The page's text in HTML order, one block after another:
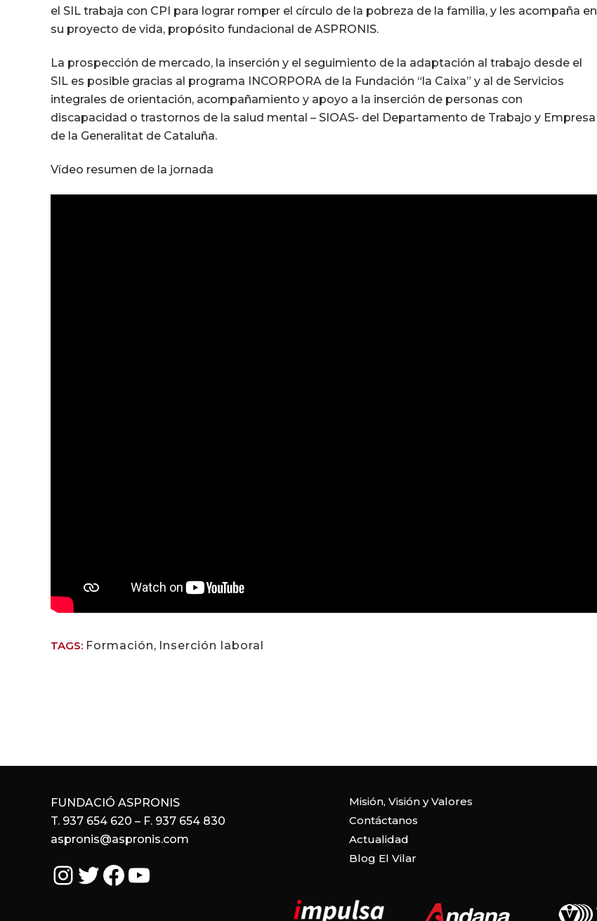
el SIL trabaja con CPI para lograr romper el círculo de la pobreza de la familia, y ​​les acompaña en
su proyecto de vida, propósito fundacional de ASPRONIS.
La prospección de mercado, la inserción y el seguimiento de la adaptación al trabajo desde el
SIL es posible gracias al programa INCORPORA de la Fundación “la Caixa” y al de Servicios
integrales de orientación, acompañamiento y apoyo a la inserción de personas con
discapacidad o trastornos de la salud mental – SIOAS- del Departamento de Trabajo y Empresa
de la Generalitat de Cataluña.
Vídeo resumen de la jornada
TAGS: Formación, Inserción laboral
FUNDACIÓ ASPRONIS
T. 937 654 620 – F. 937 654 830
aspronis@aspronis.com
Instagram
Twitter
Facebook
YouTube
Misión, Visión y Valores
Contáctanos
Actualidad
Blog El Vilar